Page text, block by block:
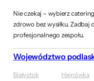
Nie czekaj – wybierz
zdrowo bez wysiłku.
profesjonalnego zespołu.
Województwo
Białystok
Hajnówka